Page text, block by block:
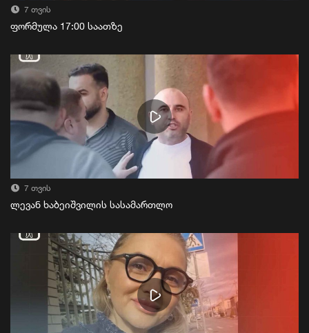
7 თვის
ფორმულა 17:00 საათზე
7 თვის
ლევან ხაბეიშვილის სასამართლო